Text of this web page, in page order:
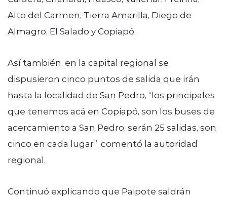
Alto del Carmen, Tierra Amarilla, Diego de
Almagro, El Salado y Copiapó.
Así también, en la capital regional se
dispusieron cinco puntos de salida que irán
hasta la localidad de San Pedro, “los principales
que tenemos acá en Copiapó, son los buses de
acercamiento a San Pedro, serán 25 salidas, son
cinco en cada lugar”, comentó la autoridad
regional.
Continuó explicando que Paipote saldrán